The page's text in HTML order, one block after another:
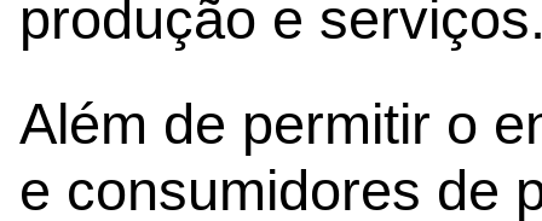
produção e
Além de permitir o
e consumidores de